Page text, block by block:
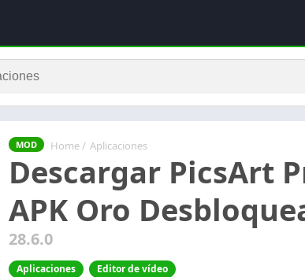
MOD Home / Aplicaciones
Descargar PicsArt
APK Oro
28.6.0
Aplicaciones Editor de vídeo